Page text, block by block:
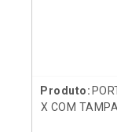
X COM